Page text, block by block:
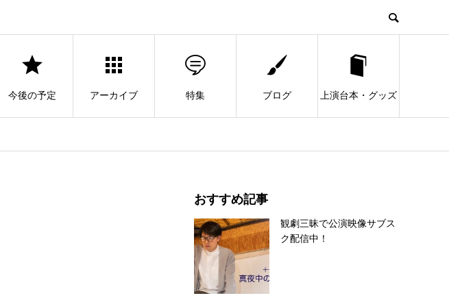
今後の予定 アーカイブ 特集 ブログ 上演台本・グッズ
おすすめ記事
観劇三昧で公演映像サブス
ク配信中！